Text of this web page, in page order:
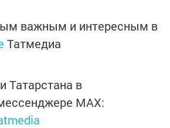
важным и интересным в
Татмедиа
Татарстана в
MАХ: